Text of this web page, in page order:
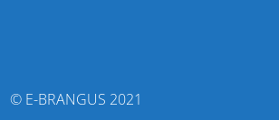
© E-BRANGUS 2021